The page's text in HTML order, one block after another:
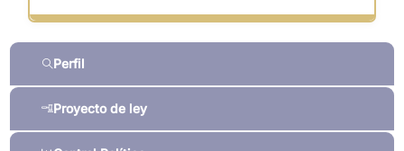
Perfil
Proyecto de ley